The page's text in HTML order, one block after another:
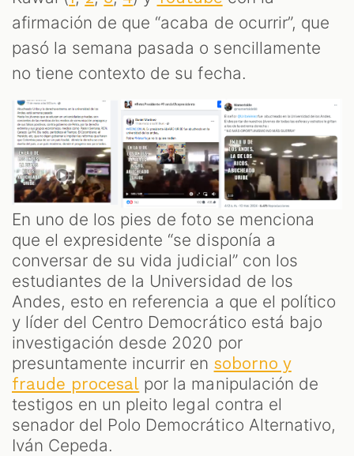
afirmación de que “acaba de ocurrir”, que
pasó la semana pasada o sencillamente
no tiene contexto de su fecha.
En uno de los pies de foto se menciona
que el expresidente “se disponía a
conversar de su vida judicial” con los
estudiantes de la Universidad de los
Andes, esto en referencia a que el político
y líder del Centro Democrático está bajo
investigación desde 2020 por
presuntamente incurrir en soborno y
fraude procesal por la manipulación de
testigos en un pleito legal contra el
senador del Polo Democrático Alternativo,
Iván Cepeda.